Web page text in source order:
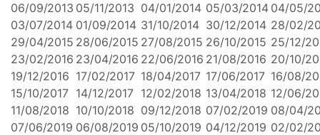
06/09/2013 05/11/2013 04/01/2014 05/03/2014 04/05/
03/07/2014 01/09/2014 31/10/2014 30/12/2014 28/02/
29/04/2015 28/06/2015 27/08/2015 26/10/2015 25/12/
23/02/2016 23/04/2016 22/06/2016 21/08/2016 20/10/
19/12/2016 17/02/2017 18/04/2017 17/06/2017 16/08/
15/10/2017 14/12/2017 12/02/2018 13/04/2018 12/06/
11/08/2018 10/10/2018 09/12/2018 07/02/2019 08/04/
07/06/2019 06/08/2019 05/10/2019 04/12/2019 02/02/